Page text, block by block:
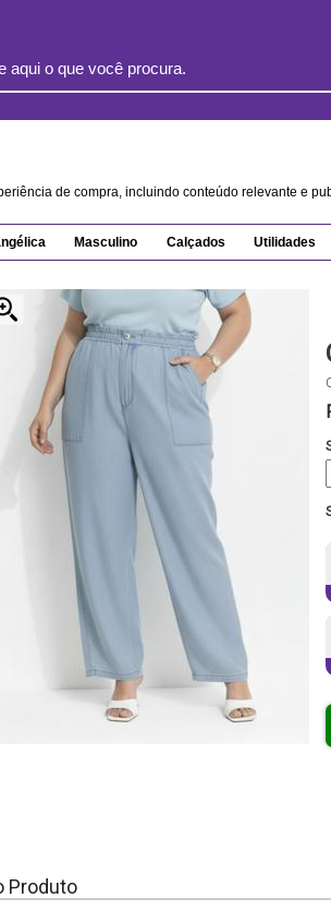
de compra, incluindo conteúdo relevante e
Masculino Calçados Utilidades
Produto